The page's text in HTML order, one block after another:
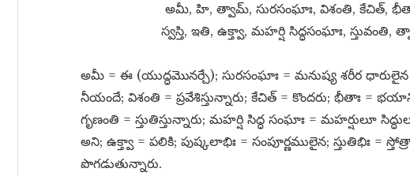
అమీ, హి, త్వామ్​, సురసంఘాః, విశంతి, కేచిత్​,
స్వస్తి, ఇతి, ఉక్త్వా, మహర్షి సిద్ధసంఘాః, స్తువంతి,
అమీ = ఈ (యుద్ధమొనర్చే); సురసంఘాః = మనుష్య శరీర ధారులైన
నీయందే; విశంతి = ప్రవేశిస్తున్నారు; కేచిత్​ = కొందరు; భీతాః =
గృణంతి = స్తుతిస్తున్నారు; మహర్షి సిద్ధ సంఘాః = మహర్షులూ
అని; ఉక్త్వా = పలికి; పుష్కలాభిః = సంపూర్ణములైన; స్తుతిభిః =
పొగడుతున్నారు.